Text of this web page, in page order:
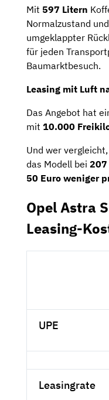
Mit 597 Litern
Normalzustand
umgeklappter
für jeden
Baumarktbesuch.
Leasing mit Luft
Das Angebot hat
mit 10.000
Und wer
das Modell bei 207
50 Euro weniger
Opel Astra
Leasing-
UPE
Leasingrate